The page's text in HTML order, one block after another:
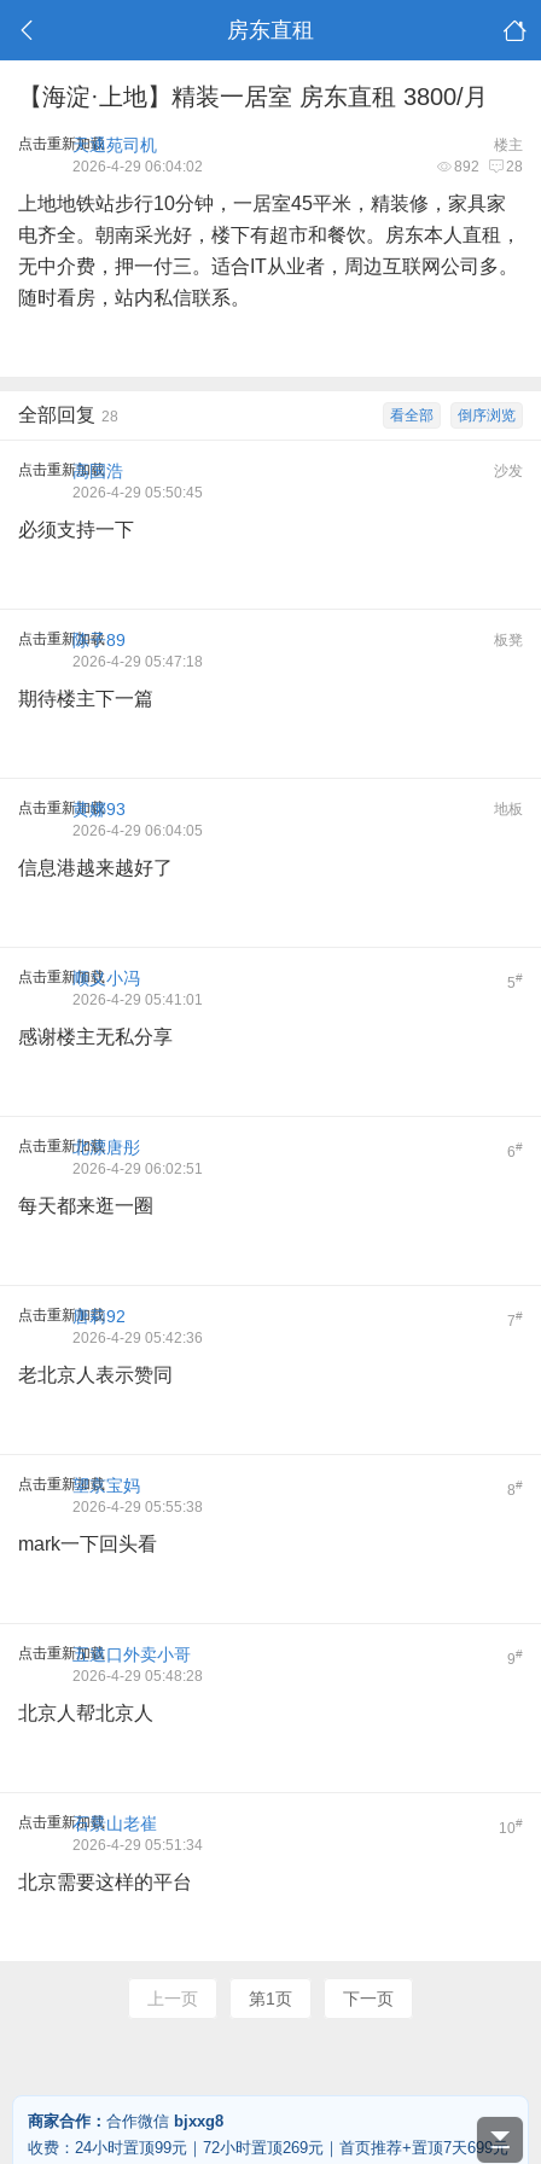
房东直租
【海淀·上地】精装一居室 房东直租 3800/月
点击重新加载 楼主
天通苑司机
892 28
2026-4-29 06:04:02
上地地铁站步行10分钟，一居室45平米，精装修，家具家
电齐全。朝南采光好，楼下有超市和餐饮。房东本人直租，
无中介费，押一付三。适合IT从业者，周边互联网公司多。
随时看房，站内私信联系。
倒序浏览
看全部
全部回复 28
点击重新加载 沙发
高国浩
2026-4-29 05:50:45
必须支持一下
点击重新加载 板凳
陈子89
2026-4-29 05:47:18
期待楼主下一篇
点击重新加载 地板
黄娜93
2026-4-29 06:04:05
信息港越来越好了
点击重新加载 5#
顺义小冯
2026-4-29 05:41:01
感谢楼主无私分享
点击重新加载 6#
北漂唐彤
2026-4-29 06:02:51
每天都来逛一圈
点击重新加载 7#
唐莉92
2026-4-29 05:42:36
老北京人表示赞同
点击重新加载 8#
望京宝妈
2026-4-29 05:55:38
mark一下回头看
点击重新加载 9#
五道口外卖小哥
2026-4-29 05:48:28
北京人帮北京人
点击重新加载 10#
石景山老崔
2026-4-29 05:51:34
北京需要这样的平台
上一页 第1页 下一页
商家合作： 合作微信 bjxxg8
收费：24小时置顶99元｜72小时置顶269元｜首页推荐+置顶7天699元